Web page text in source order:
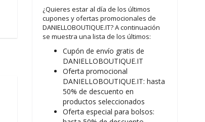
¿Quieres estar al día de los últimos
cupones y ofertas promocionales de
DANIELLOBOUTIQUE.IT? A continuación
se muestra una lista de los últimos:
Cupón de envío gratis de
DANIELLOBOUTIQUE.IT
Oferta promocional
DANIELLOBOUTIQUE.IT: hasta
50% de descuento en
productos seleccionados
Oferta especial para bolsos: